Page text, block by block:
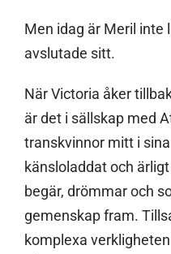
Men idag är Meril inte
avslutade sitt.
När Victoria åker
är det i sällskap med
transkvinnor mitt i
känsloladdat och
begär, drömmar och
gemenskap fram.
komplexa